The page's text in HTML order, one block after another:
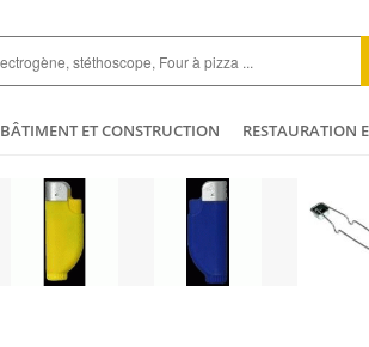
BÂTIMENT ET CONSTRUCTION RESTAURATION
MODE ET BEAUTÉ MÉCANIQUE ET VÉHICULES